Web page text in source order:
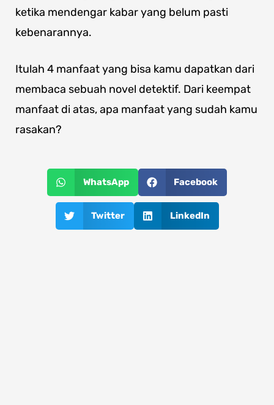
ketika mendengar kabar yang belum pasti
kebenarannya.
Itulah 4 manfaat yang bisa kamu dapatkan dari
membaca sebuah novel detektif. Dari keempat
manfaat di atas, apa manfaat yang sudah kamu
rasakan?
WhatsApp Facebook
Twitter LinkedIn